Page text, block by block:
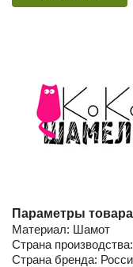
Параметры товара
Материал: Шамот
Страна
Страна бренда: